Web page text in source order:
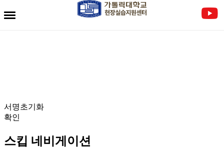
전자서명란
서명초기화
확인
스킵 네비게이션